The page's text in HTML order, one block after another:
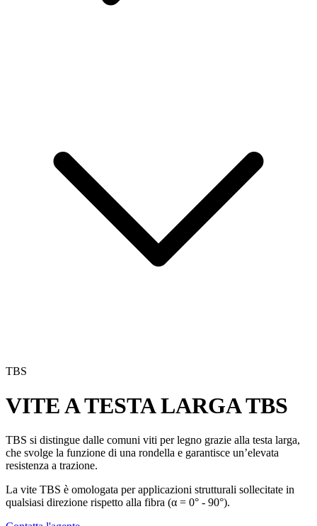
TBS
VITE A TESTA LARGATBS
TBS si distingue dalle comuni viti per legno grazie alla testa larga,
che svolge la funzione di una rondella e garantisce un’elevata
resistenza a trazione.
La vite TBS è omologata per applicazioni strutturali sollecitate in
qualsiasi direzione rispetto alla fibra (α = 0° - 90°).